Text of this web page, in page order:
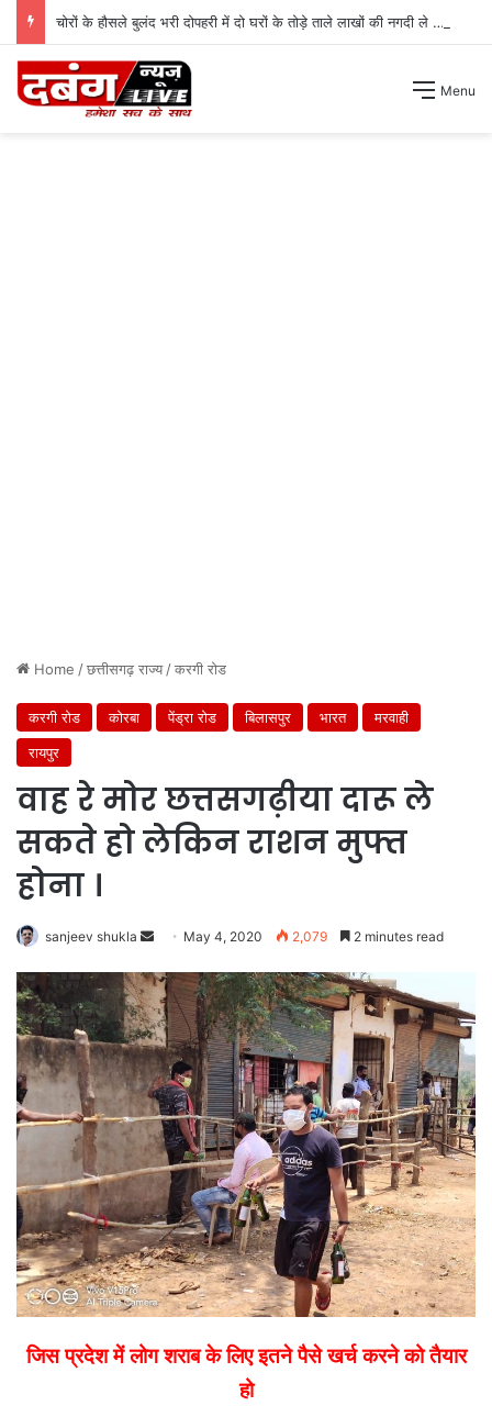
चोरों के हौसले बुलंद भरी दोपहरी में दो घरों के तोड़े ताले लाखों की नगदी ले भागे ।
Menu
Home /छत्तीसगढ़ राज्य/करगी रोड
करगी रोड कोरबा पेंड्रा रोड बिलासपुर भारत
मरवाही
रायपुर
वाह रे मोर छत्तसगढ़ीया दारू ले
सकते हो लेकिन राशन मुफ्त
होना ।
sanjeev shukla
Send
email
May 4, 2020 2,079 2 minutes read
जिस प्रदेश में लोग शराब के लिए इतने पैसे खर्च करने को तैयार
हो